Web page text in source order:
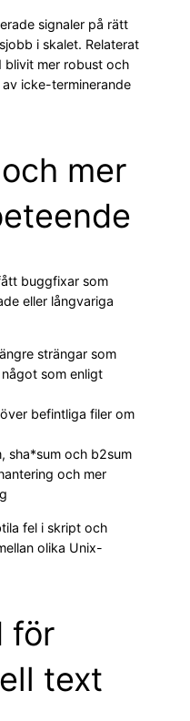
signaler på rätt
i skalet. Relaterat
blivit mer robust och
icke-terminerande
mer
buggfixar som
eller långvariga
strängar som
som enligt
befintliga filer om
sha*sum och b2sum
och mer
fel i skript och
olika Unix-
för
text